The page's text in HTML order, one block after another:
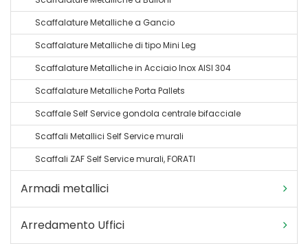
Scaffalature Metalliche a Gancio
Scaffalature Metalliche di tipo Mini Leg
Scaffalature Metalliche in Acciaio Inox AISI 304
Scaffalature Metalliche Porta Pallets
Scaffale Self Service gondola centrale bifacciale
Scaffali Metallici Self Service murali
Scaffali ZAF Self Service murali, FORATI
Armadi metallici
Arredamento Uffici